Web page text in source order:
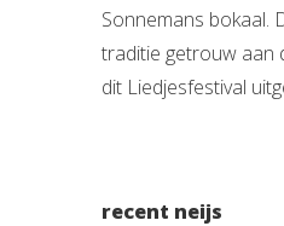
Sonnemans bokaal.
traditie getrouw aan
dit Liedjesfestival
recent neijs